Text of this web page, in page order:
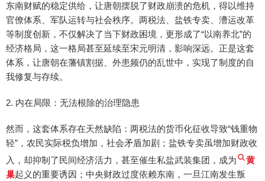
东南财赋的稳定供给，让唐朝摆脱了财政崩溃的危机，得以维持
官僚体系、军队运转与社会秩序。两税法、盐铁专卖、漕运改革
等制度创新，不仅解决了当下财政困境，更形成了“以南养北”的
经济格局，这一格局甚至延续至宋元明清，影响深远。正是这套
体系，让唐朝在藩镇割据、外患频仍的乱世中，实现了制度的自
我修复与存续。
2. 内在局限：无法根除的治理隐患
然而，这套体系存在天然缺陷：两税法的货币化征收导致“钱重物
轻”，农民实际税负增加，社会矛盾加剧；盐铁专卖虽增加财政收
入，却抑制了民间经济活力，甚至催生私盐武装集团，成为
黄
巢起义的重要诱因；中央财政过度依赖东南，一旦江南发生叛